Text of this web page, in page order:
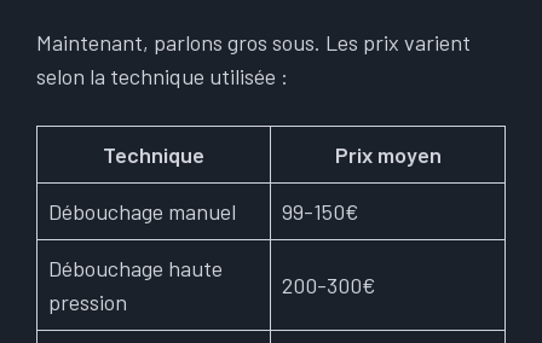
Maintenant, parlons gros sous. Les prix varient
selon la technique utilisée :
Technique Prix moyen
Débouchage manuel 99-150€
Débouchage haute
pression
200-300€